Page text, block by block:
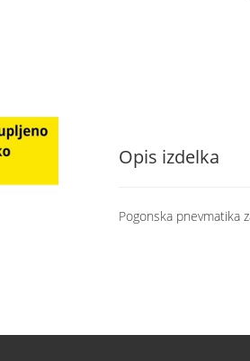
Opis izdelka
Pogonska pnevmatika